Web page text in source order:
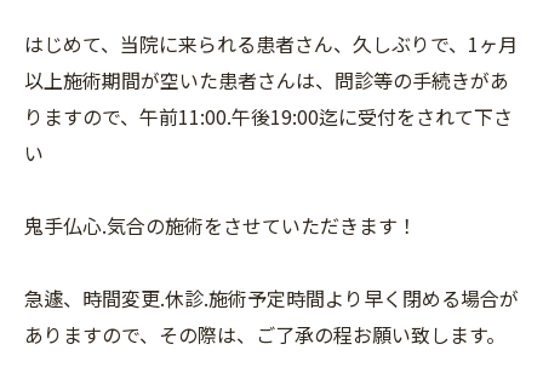
はじめて、当院に来られる患者さん、久しぶりで、1ヶ月
以上施術期間が空いた患者さんは、問診等の手続きがあ
りますので、午前11:00.午後19:00迄に受付をされて下さ
い
鬼手仏心.気合の施術をさせていただきます！
急遽、時間変更.休診.施術予定時間より早く閉める場合が
ありますので、その際は、ご了承の程お願い致します。